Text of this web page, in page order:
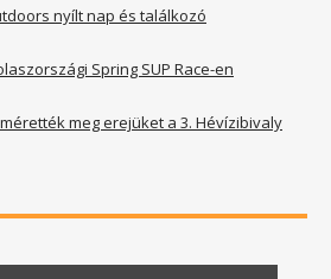
nyílt nap és találkozó
Spring SUP Race-en
meg erejüket a 3. Hévízibivaly